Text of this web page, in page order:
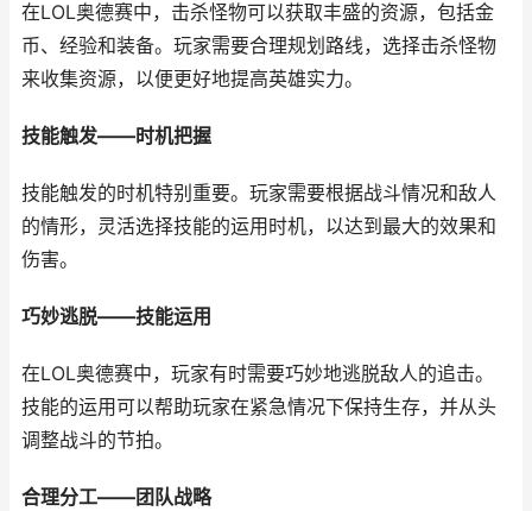
在LOL奥德赛中，击杀怪物可以获取丰盛的资源，包括金
币、经验和装备。玩家需要合理规划路线，选择击杀怪物
来收集资源，以便更好地提高英雄实力。
技能触发——时机把握
技能触发的时机特别重要。玩家需要根据战斗情况和敌人
的情形，灵活选择技能的运用时机，以达到最大的效果和
伤害。
巧妙逃脱——技能运用
在LOL奥德赛中，玩家有时需要巧妙地逃脱敌人的追击。
技能的运用可以帮助玩家在紧急情况下保持生存，并从头
调整战斗的节拍。
合理分工——团队战略